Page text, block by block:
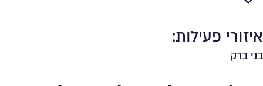
איזורי פעילות:
בני ברק